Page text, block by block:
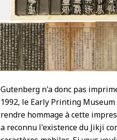
Gutenberg n'a donc pas
1992, le Early Printing
rendre hommage à cette
a reconnu l'existence du Jikji